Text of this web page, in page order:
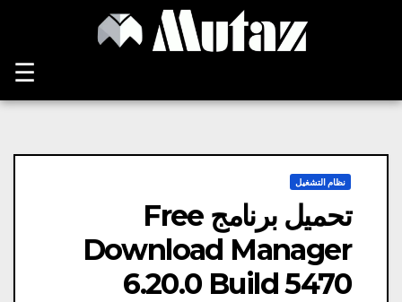
☰
نظام التشغيل
تحميل برنامج Free
Download Manager
6.20.0 Build 5470